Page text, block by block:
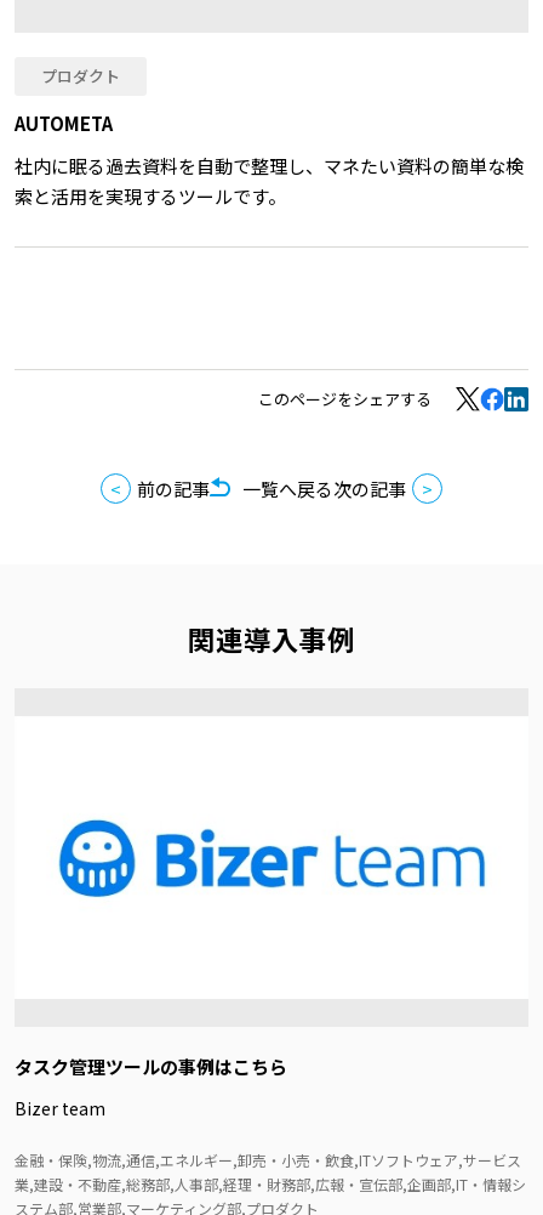
プロダクト
AUTOMETA
社内に眠る過去資料を自動で整理し、マネたい資料の簡単な検
索と活用を実現するツールです。
このページをシェアする
前の記事 一覧へ戻る次の記事
関連導入事例
タスク管理ツールの事例はこちら
Bizer team
金融・保険,物流,通信,エネルギー,卸売・小売・飲食,ITソフトウェア,サービス
業,建設・不動産,総務部,人事部,経理・財務部,広報・宣伝部,企画部,IT・情報シ
ステム部,営業部,マーケティング部,プロダクト